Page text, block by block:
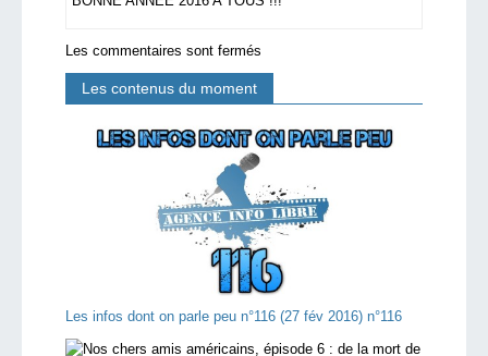
Les commentaires sont fermés
Les contenus du moment
Les infos dont on parle peu n°116 (27 fév 2016) n°116